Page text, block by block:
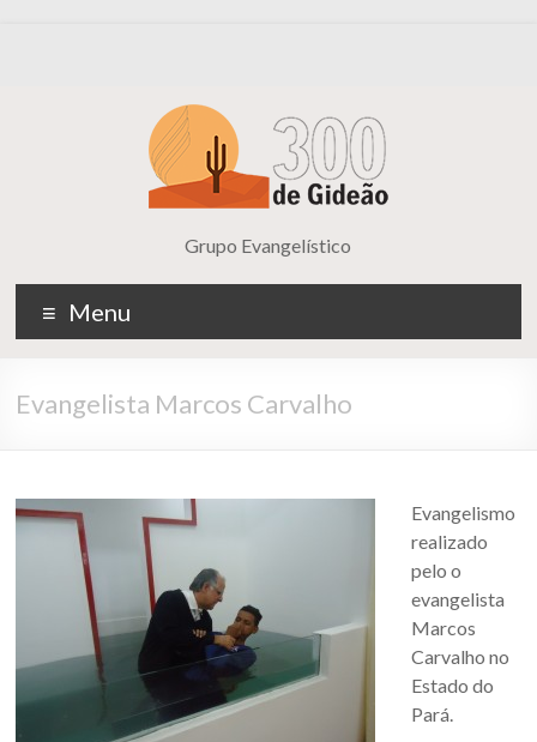
Grupo Evangelístico
Menu
Evangelista Marcos Carvalho
Evangelismo
realizado
pelo o
evangelista
Marcos
Carvalho no
Estado do
Pará.